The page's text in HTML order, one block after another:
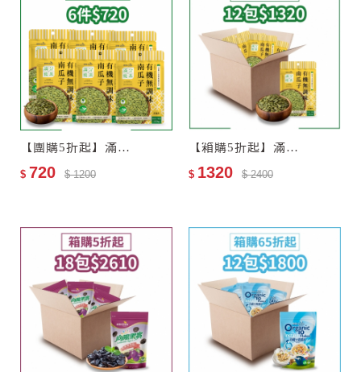
【團購5折起】滿分優果–有機無調味南瓜子6包
$ 720 $ 1200
【箱購5折起】滿分優果–有機無調味南瓜子12包–效期2027-06-25
$ 1320 $ 2400